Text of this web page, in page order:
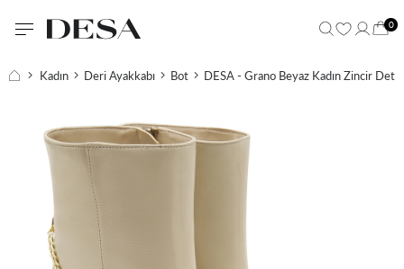
0
Kadın Deri Ayakkabı Bot DESA - Grano Beyaz Kadın Zincir